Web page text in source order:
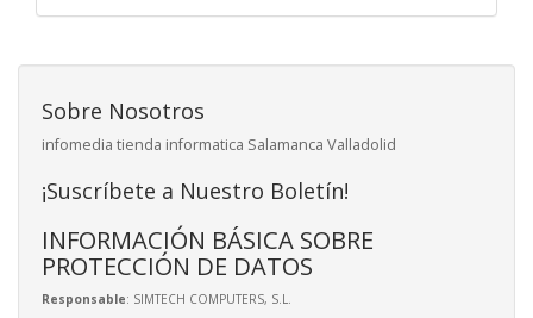
Sobre Nosotros
infomedia tienda informatica Salamanca Valladolid
¡Suscríbete a Nuestro Boletín!
INFORMACIÓN BÁSICA SOBRE
PROTECCIÓN DE DATOS
Responsable: SIMTECH COMPUTERS, S.L.